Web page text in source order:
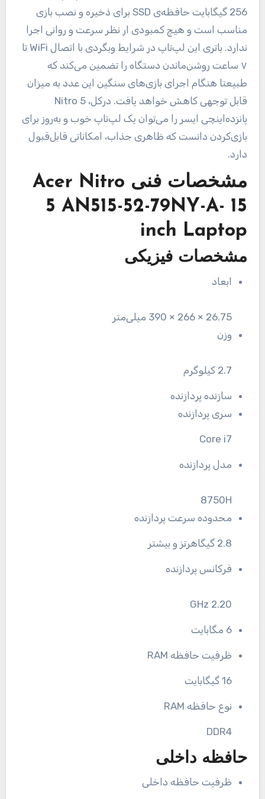
256 گیگابایت حافظه‌ی SSD برای ذخیره و نصب بازی
مناسب است و هیچ کمبودی ار نظر سرعت و روانی اجرا
ندارد. باتری این لپ‌تاپ در شرایط وبگردی با اتصال WiFi تا
۷ ساعت روشن‌ماندن دستگاه را تضمین می‌کند که
طبیعتا هنگام اجرای بازی‌های سنگین این عدد به میزان
قابل توجهی کاهش خواهد یافت. درکل، Nitro 5
پانزده‌اینچی ایسر را می‌توان یک لپ‌تاپ خوب و به‌روز برای
بازی‌کردن دانست که ظاهری جذاب، امکاناتی قابل‌قبول
دارد.
مشخصات فنی Acer Nitro
5 AN515-52-79NY-A- 15
inch Laptop
مشخصات فیزیکی
ابعاد
26.75 × 266 × 390 میلی‌متر
وزن
2.7 کیلوگرم
سازنده پردازنده
سری پردازنده
Core i7
مدل پردازنده
8750H
محدوده سرعت پردازنده
2.8 گیگاهرتز و بیشتر
فرکانس پردازنده
2.20 GHz
6 مگابایت
ظرفیت حافظه RAM
16 گیگابایت
نوع حافظه RAM
DDR4
حافظه داخلی
ظرفیت حافظه داخلی